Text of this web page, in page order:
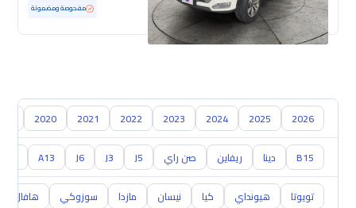
مستعملة 76,962 كم مفحوصة ومضمونة
2026
2025
2024
2023
2022
2021
2020
B15 دينا ريفاين صن راي J5
J3
J6
A13
تويوتا هيونداي كيا نيسان مازدا سوزوكي هافال